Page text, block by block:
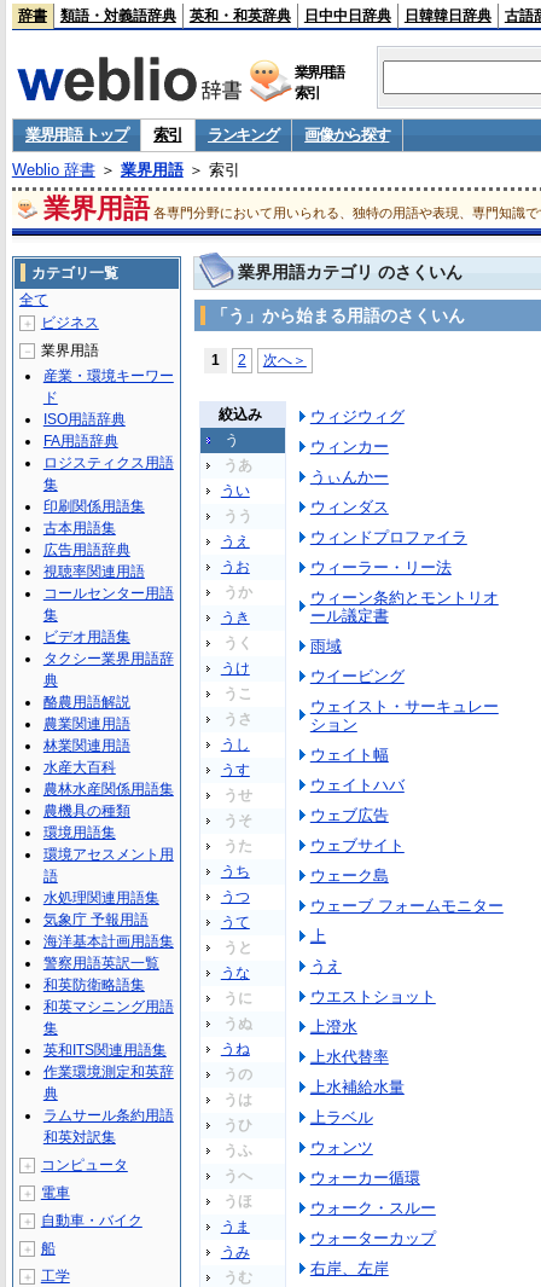
辞書 類語・対義語辞典 英和・和英辞典 日中中日辞典 日韓韓日辞典 古語
業界用語
索引
業界用語 トップ 索引 ランキング
画像から探す
Weblio 辞書＞ 業界用語＞ 索引
業界用語 各専門分野において用いられる、独特の用語や表現、専門知識で
業界用語カテゴリ のさくいん
「う」から始まる用語のさくいん
1 2 次へ＞
絞込み
う
うあ
うい
うう
うえ
うお
うか
うき
うく
うけ
うこ
うさ
うし
うす
うせ
うそ
うた
うち
うつ
うて
うと
うな
うに
うぬ
うね
うの
うは
うひ
うふ
うへ
うほ
うま
うみ
うむ
ウィジウィグ
ウィンカー
うぃんかー
ウィンダス
ウィンドプロファイラ
ウィーラー・リー法
ウィーン条約とモントリオ
ール議定書
雨域
ウイービング
ウェイスト・サーキュレー
ション
ウェイト幅
ウェイトハバ
ウェブ広告
ウェブサイト
ウェーク島
ウェーブ フォームモニター
上
うえ
ウエストショット
上澄水
上水代替率
上水補給水量
上ラベル
ウォンツ
ウォーカー循環
ウォーク・スルー
ウォーターカップ
右岸、左岸
カテゴリ一覧
全て
＋ ビジネス
－
業界用語
産業・環境キーワー
ド
ISO用語辞典
FA用語辞典
ロジスティクス用語
集
印刷関係用語集
古本用語集
広告用語辞典
視聴率関連用語
コールセンター用語
集
ビデオ用語集
タクシー業界用語辞
典
酪農用語解説
農業関連用語
林業関連用語
水産大百科
農林水産関係用語集
農機具の種類
環境用語集
環境アセスメント用
語
水処理関連用語集
気象庁 予報用語
海洋基本計画用語集
警察用語英訳一覧
和英防衛略語集
和英マシニング用語
集
英和ITS関連用語集
作業環境測定和英辞
典
ラムサール条約用語
和英対訳集
＋ コンピュータ
＋ 電車
＋ 自動車・バイク
＋ 船
＋ 工学